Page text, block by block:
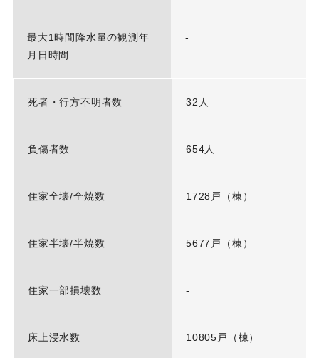
最大1時間降水量の観測年
月日時間
-
死者・行方不明者数 32人
負傷者数 654人
住家全壊/全焼数 1728戸（棟）
住家半壊/半焼数 5677戸（棟）
住家一部損壊数 -
床上浸水数 10805戸（棟）